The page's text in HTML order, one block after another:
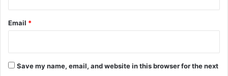
Email *
Save my name, email, and website in this browser for the next